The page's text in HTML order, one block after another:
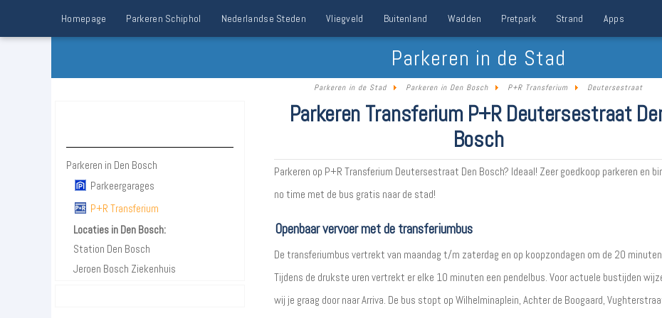
Homepage Parkeren Schiphol Nederlandse Steden Vliegveld Buitenland Wadden Pretpark Strand Apps
Parkeren in de Stad
Parkeren in de Stad Parkeren in Den Bosch P+R Transferium Deutersestraat
Parkeren in Den Bosch
Parkeergarages
P+R Transferium
Locaties in Den Bosch:
Station Den Bosch
Jeroen Bosch Ziekenhuis
Parkeren Transferium P+R Deutersestraat
Bosch
Parkeren op P+R Transferium Deutersestraat Den Bosch? Ideaal! Zeer goedkoop parkeren en
no time met de bus gratis naar de stad!
Openbaar vervoer met de transferiumbus
De transferiumbus vertrekt van maandag t/m zaterdag en op koopzondagen om de 20
Tijdens de drukste uren vertrekt er elke 10 minuten een pendelbus. Voor actuele bustijden
wij je graag door naar Arriva. De bus stopt op Wilhelminaplein, Achter de Boogaard,